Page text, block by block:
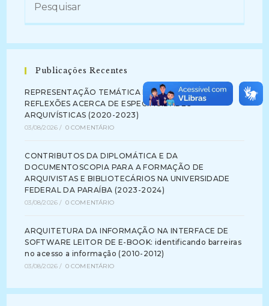
Publicações Recentes
REPRESENTAÇÃO TEMÁTICA DA INFORMAÇÃO:
REFLEXÕES ACERCA DE ESPECIFICIDADES
ARQUIVÍSTICAS (2020-2023)
03/08/2026 / 0 COMENTÁRIO
CONTRIBUTOS DA DIPLOMÁTICA E DA
DOCUMENTOSCOPIA PARA A FORMAÇÃO DE
ARQUIVISTAS E BIBLIOTECÁRIOS NA UNIVERSIDADE
FEDERAL DA PARAÍBA (2023-2024)
03/08/2026 / 0 COMENTÁRIO
ARQUITETURA DA INFORMAÇÃO NA INTERFACE DE
SOFTWARE LEITOR DE E-BOOK: identificando barreiras
no acesso a informação (2010-2012)
03/08/2026 / 0 COMENTÁRIO